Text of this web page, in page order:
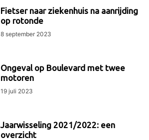
Fietser naar ziekenhuis na aanrijding
op rotonde
8 september 2023
Ongeval op Boulevard met twee
motoren
19 juli 2023
Jaarwisseling 2021/2022: een
overzicht